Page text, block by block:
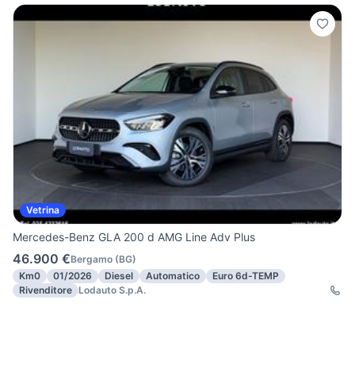
Vetrina
Mercedes-Benz GLA 200 d AMG Line Adv Plus
46.900 €Bergamo (BG)
Km0
01/2026 Diesel Automatico
Euro 6d-TEMP
Rivenditore Lodauto S.p.A.